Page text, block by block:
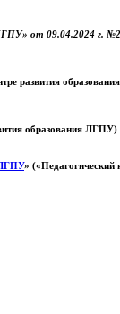
от 09.04.2024 г.
развития
образования ЛГПУ)
»